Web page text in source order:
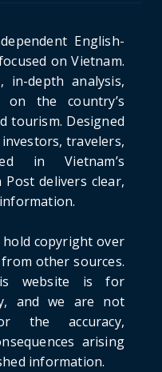
off Period
Hưng’s Visit to
Fo...
Acts of Using
C...
English-
on Vietnam.
in-depth analysis,
on the country’s
tourism. Designed
travelers,
in Vietnam’s
delivers clear,
copyright over
other sources.
website is for
and we are not
the accuracy,
arising
information.